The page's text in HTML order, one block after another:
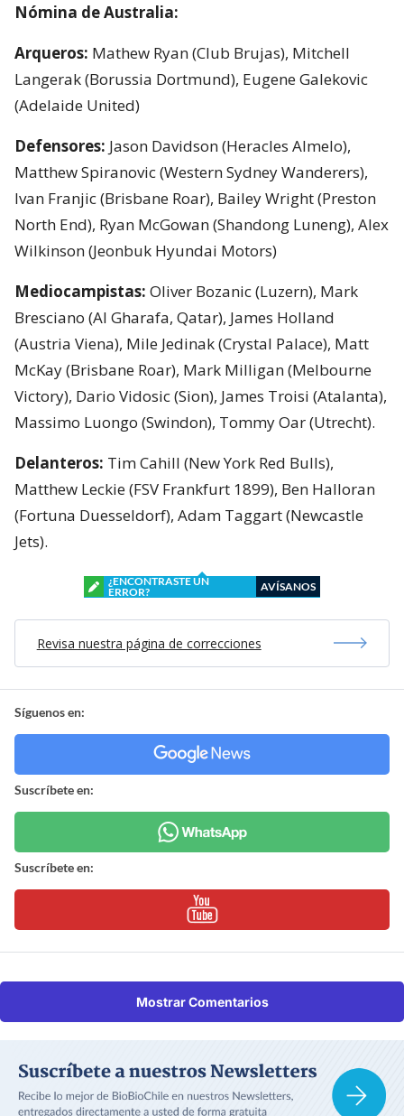
Nómina de Australia:
Arqueros: Mathew Ryan (Club Brujas), Mitchell
Langerak (Borussia Dortmund), Eugene Galekovic
(Adelaide United)
Defensores: Jason Davidson (Heracles Almelo),
Matthew Spiranovic (Western Sydney Wanderers),
Ivan Franjic (Brisbane Roar), Bailey Wright (Preston
North End), Ryan McGowan (Shandong Luneng), Alex
Wilkinson (Jeonbuk Hyundai Motors)
Mediocampistas: Oliver Bozanic (Luzern), Mark
Bresciano (Al Gharafa, Qatar), James Holland
(Austria Viena), Mile Jedinak (Crystal Palace), Matt
McKay (Brisbane Roar), Mark Milligan (Melbourne
Victory), Dario Vidosic (Sion), James Troisi (Atalanta),
Massimo Luongo (Swindon), Tommy Oar (Utrecht).
Delanteros: Tim Cahill (New York Red Bulls),
Matthew Leckie (FSV Frankfurt 1899), Ben Halloran
(Fortuna Duesseldorf), Adam Taggart (Newcastle
Jets).
¿ENCONTRASTE UN
ERROR?
AVÍSANOS
Revisa nuestra página de correcciones
Síguenos en:
Suscríbete en:
Suscríbete en:
Mostrar Comentarios